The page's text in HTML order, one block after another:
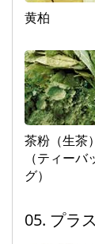
黄柏
茶粉（生茶）
（ティーバ
グ）
05. プラ